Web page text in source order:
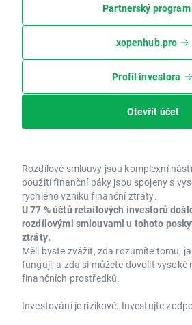
Partnerský program
xopenhub.pro
Profil investora
Otevřít účet
Rozdílové smlouvy jsou komplexní
použití finanční páky jsou spojeny s
rychlého vzniku finanční ztráty.
U 77 % účtů retailových investorů
rozdílovými smlouvami u tohoto
ztráty.
Měli byste zvážit, zda rozumíte tomu,
fungují, a zda si můžete dovolit vysoké
finančních prostředků.
Investování je rizikové. Investujte